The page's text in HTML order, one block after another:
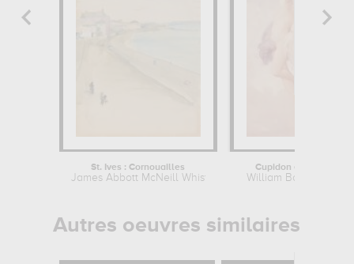
St. Ives : Cornouailles
James Abbott McNeill Whistler
Cupidon et Psyché
William Bouguereau
Autres oeuvres similaires